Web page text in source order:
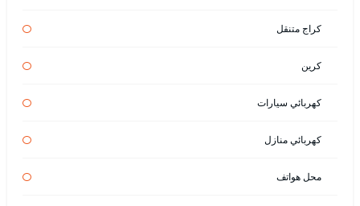
كراج متنقل
كرين
كهربائي سيارات
كهربائي منازل
محل هواتف